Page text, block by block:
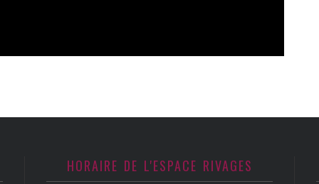
HORAIRE DE L'ESPACE RIVAGES